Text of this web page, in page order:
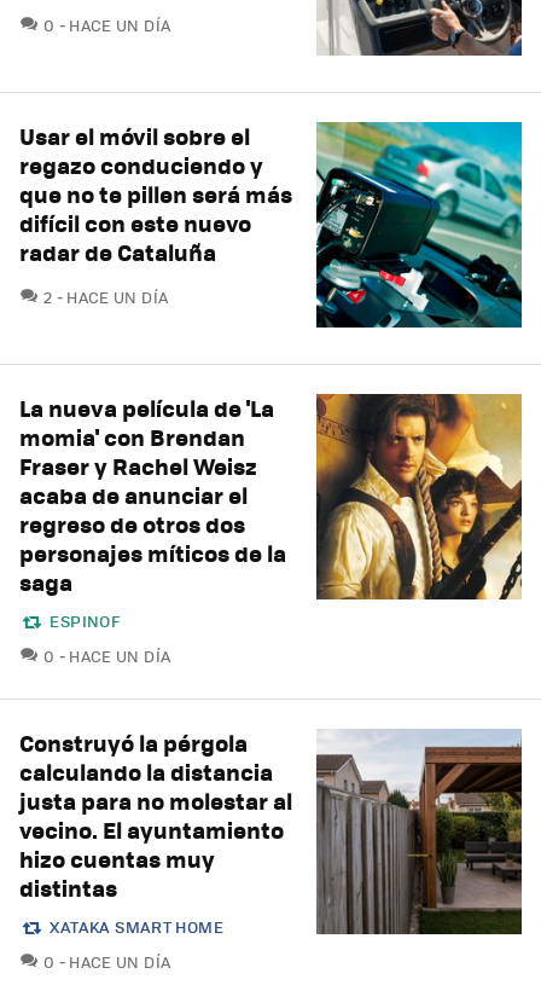
0 COMENTARIOS
HACE UN DÍA
Usar el móvil sobre el
regazo conduciendo y
que no te pillen será más
difícil con este nuevo
radar de Cataluña
2 COMENTARIOS
HACE UN DÍA
La nueva película de 'La
momia' con Brendan
Fraser y Rachel Weisz
acaba de anunciar el
regreso de otros dos
personajes míticos de la
saga
ESPINOF
0 COMENTARIOS
HACE UN DÍA
Construyó la pérgola
calculando la distancia
justa para no molestar al
vecino. El ayuntamiento
hizo cuentas muy
distintas
XATAKA SMART HOME
0 COMENTARIOS
HACE UN DÍA